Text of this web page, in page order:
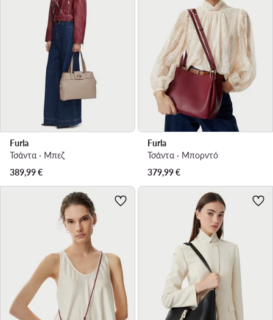
Furla
Τσάντα · Μπεζ
389,99€
Furla
Τσάντα · Μπορντό
379,99€